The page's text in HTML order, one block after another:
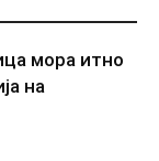
мора итно
на